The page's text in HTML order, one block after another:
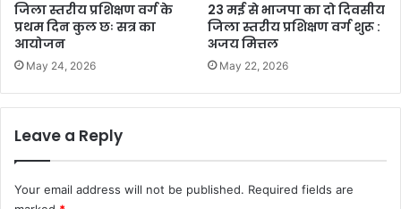
जिला स्तरीय प्रशिक्षण वर्ग के
प्रथम दिन कुल छः सत्र का
आयोजन
May 24, 2026
23 मई से भाजपा का दो दिवसीय
जिला स्तरीय प्रशिक्षण वर्ग शुरू :
अजय मित्तल
May 22, 2026
Leave a Reply
Your email address will not be published. Required fields are